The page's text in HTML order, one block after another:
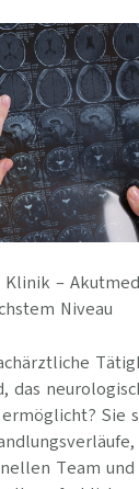
–
Niveau
das
Sie
Team